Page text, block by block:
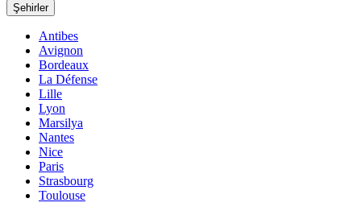
Şehirler
Antibes
Avignon
Bordeaux
La Défense
Lille
Lyon
Marsilya
Nantes
Nice
Paris
Strasbourg
Toulouse